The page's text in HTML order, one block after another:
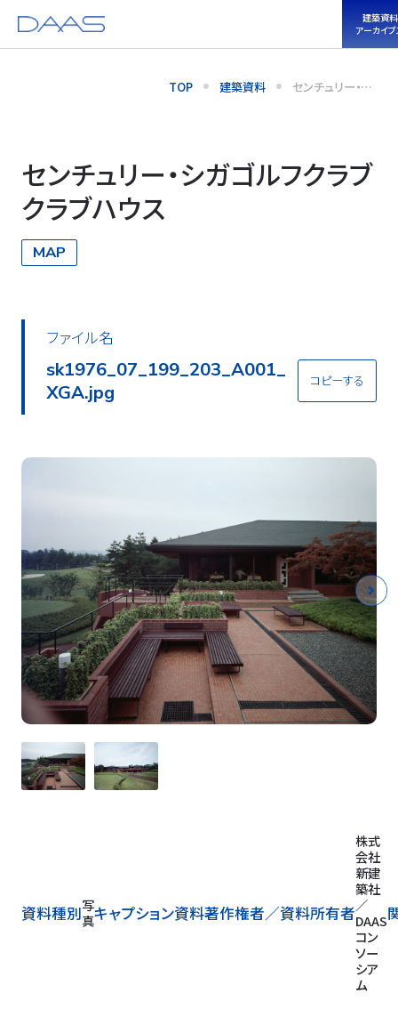
建築資料
アーカイ
TOP 建築資料 センチュリー・シ
ガゴルフクラブク
センチュリー・シガゴルフクラブ
クラブハウス
MAP
ファイル名
sk1976_07_199_203_A002_
XGA.jpg
コピーする
資料種別写
真キャプション資料著作権者／資料所有者
株式
会社
新建
築社
／
DAAS
コン
ソー
シア
ム